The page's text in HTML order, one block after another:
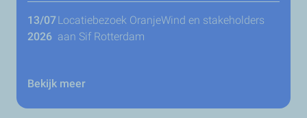
13/07
2026
Locatiebezoek OranjeWind en stakeholders
aan Sif Rotterdam
Bekijk meer